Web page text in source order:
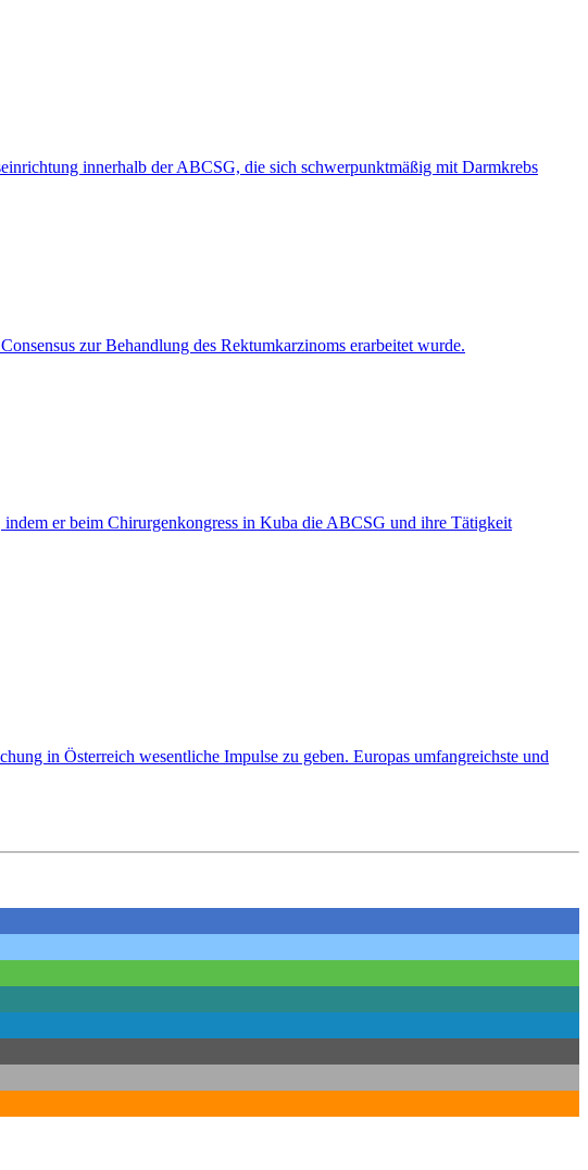
innerhalb der ABCSG, die sich schwerpunktmäßig mit Darmkrebs
zur Behandlung des Rektumkarzinoms erarbeitet wurde.
er beim Chirurgenkongress in Kuba die ABCSG und ihre Tätigkeit
in Österreich wesentliche Impulse zu geben. Europas umfangreichste und